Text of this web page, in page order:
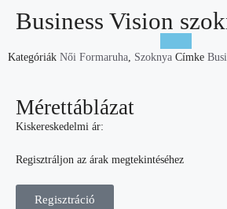
Business Vision
Kategóriák Női Formaruha, Szoknya Címke
Mérettáblázat
Kiskereskedelmi ár:
Regisztráljon az árak megtekintéséhez
Regisztráció